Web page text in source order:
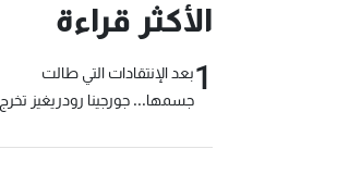
الأكثر قراءة
1بعد الإنتقادات التي طالت
جسمها... جورجينا رودريغيز تخرج